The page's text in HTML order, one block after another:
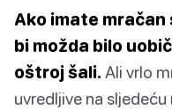
Ako imate mračan
bi možda bilo
oštroj šali. Ali vrlo
uvredljive na